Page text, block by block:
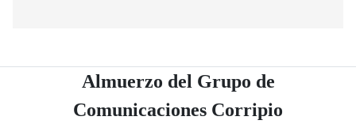
Almuerzo del Grupo de
Comunicaciones Corripio